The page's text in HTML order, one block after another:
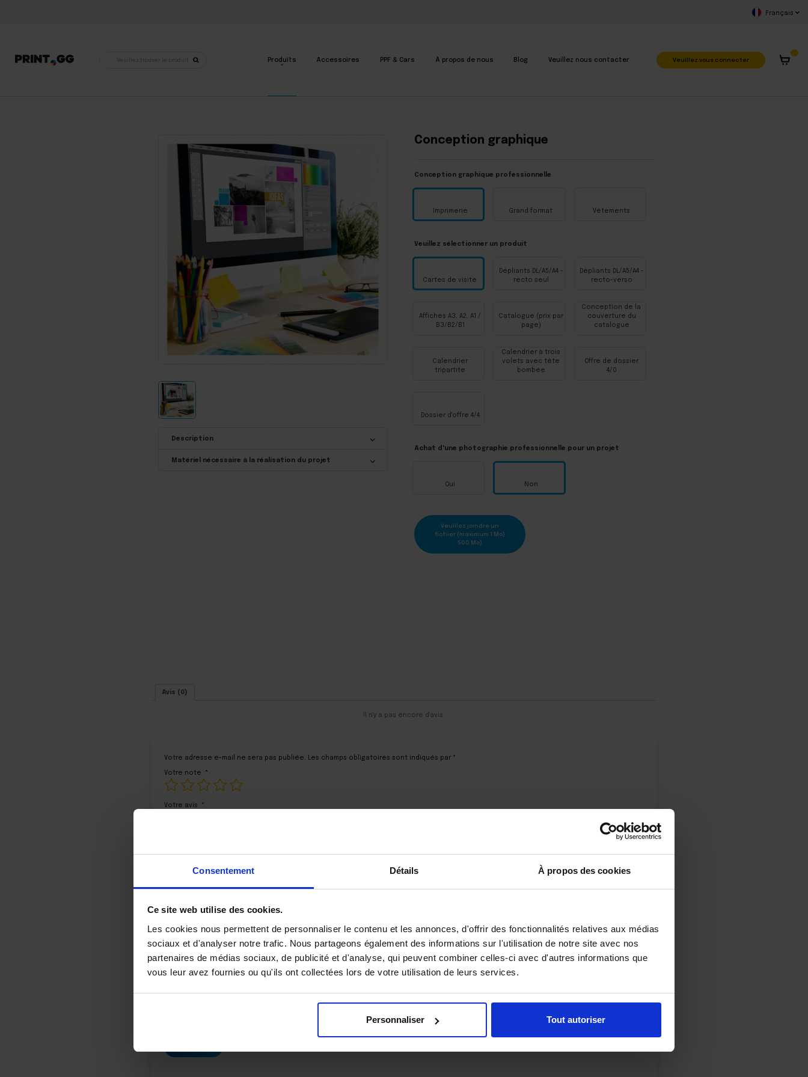
Consentement Détails À propos des cookies
Ce site web utilise des cookies.
Les cookies nous permettent de personnaliser le contenu et les annonces, d'offrir des fonctionnalités relatives aux médias
sociaux et d'analyser notre trafic. Nous partageons également des informations sur l'utilisation de notre site avec nos
partenaires de médias sociaux, de publicité et d'analyse, qui peuvent combiner celles-ci avec d'autres informations que
vous leur avez fournies ou qu'ils ont collectées lors de votre utilisation de leurs services.
Personnaliser Tout autoriser
Produits Accessoires PPF & Cars À propos de nous Blog Veuillez nous contacter
Français
Veuillez vous connecter
Description
Matériel nécessaire à la réalisation du projet
Conception graphique
Conception graphique professionnelle
Imprimerie Grand format Vêtements
Veuillez sélectionner un produit
Cartes de visite
Dépliants DL/A5/A4 -
recto seul
Dépliants DL/A5/A4 -
recto-verso
Affiches A3, A2, A1 /
B3/B2/B1
Catalogue (prix par
page)
Conception de la
couverture du
catalogue
Calendrier
tripartite
Calendrier à trois
volets avec tête
bombée
Offre de dossier
4/0
Dossier d'offre 4/4
Achat d'une photographie professionnelle pour un projet
Oui Non
Veuillez joindre un
fichier (maximum 1 Mo)
500 Mo)
Avis (0)
Il n'y a pas encore d'avis.
Votre adresse e-mail ne sera pas publiée. Les champs obligatoires sont indiqués par *
Votre note *
Votre avis *
Veuillez enregistrer mon nom, mon adresse e-mail et mon site web dans le navigateur pour mon prochain commentaire.